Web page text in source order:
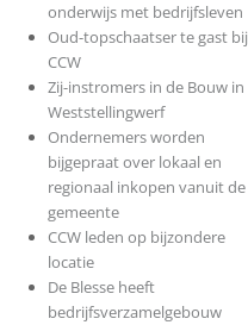
onderwijs met bedrijfsleven
Oud-topschaatser te gast bij
CCW
Zij-instromers in de Bouw in
Weststellingwerf
Ondernemers worden
bijgepraat over lokaal en
regionaal inkopen vanuit de
gemeente
CCW leden op bijzondere
locatie
De Blesse heeft
bedrijfsverzamelgebouw